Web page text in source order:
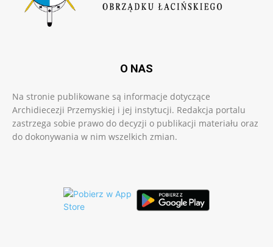
O NAS
Na stronie publikowane są informacje dotyczące
Archidiecezji Przemyskiej i jej instytucji. Redakcja portalu
zastrzega sobie prawo do decyzji o publikacji materiału oraz
do dokonywania w nim wszelkich zmian.